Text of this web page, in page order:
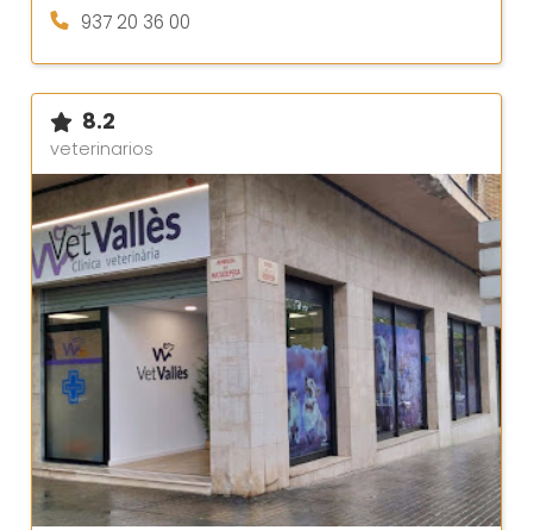
937 20 36 00
8.2
veterinarios